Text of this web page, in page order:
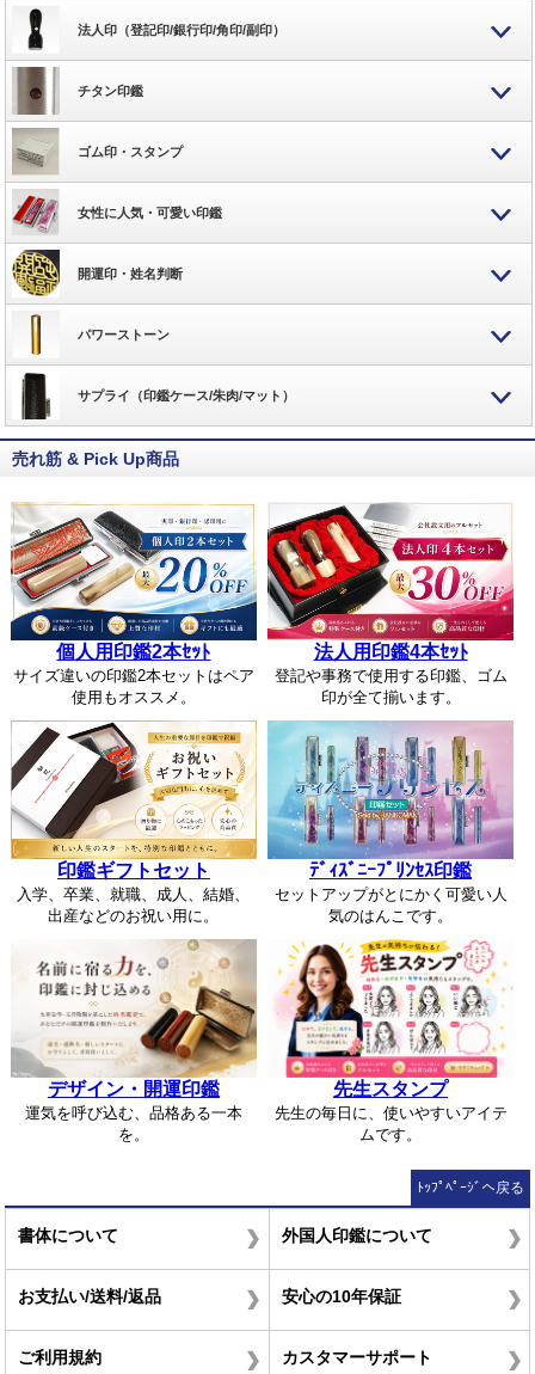
法人印（登記印/銀行印/角印/副印）
チタン印鑑
ゴム印・スタンプ
女性に人気・可愛い印鑑
開運印・姓名判断
パワーストーン
サプライ（印鑑ケース/朱肉/マット）
売れ筋 & Pick Up商品
個人用印鑑2本ｾｯﾄ
サイズ違いの印鑑2本セットはペア
使用もオススメ。
法人用印鑑4本ｾｯﾄ
登記や事務で使用する印鑑、ゴム
印が全て揃います。
印鑑ギフトセット
入学、卒業、就職、成人、結婚、
出産などのお祝い用に。
ﾃﾞｨｽﾞﾆｰﾌﾟﾘﾝｾｽ印鑑
セットアップがとにかく可愛い人
気のはんこです。
デザイン・開運印鑑
運気を呼び込む、品格ある一本
を。
先生スタンプ
先生の毎日に、使いやすいアイテ
ムです。
ﾄｯﾌﾟﾍﾟｰｼﾞへ戻る
書体について 外国人印鑑について
お支払い/送料/返品 安心の10年保証
ご利用規約 カスタマーサポート